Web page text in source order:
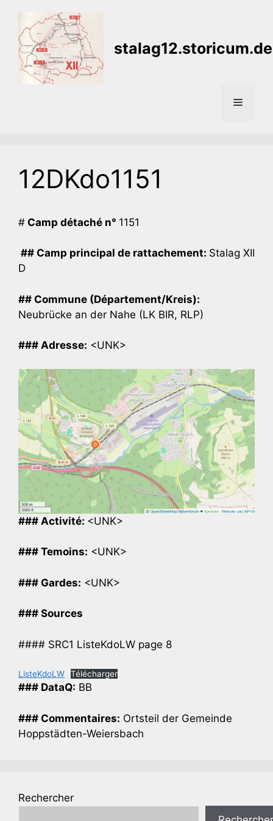
contenu
stalag12.storicum.de
Menu
12DKdo1151
# Camp détaché n° 1151
## Camp principal de rattachement: Stalag XII
D
## Commune (Département/Kreis):
Neubrücke an der Nahe (LK BIR, RLP)
### Adresse: <UNK>
### Activité: <UNK>
### Temoins: <UNK>
### Gardes: <UNK>
### Sources
#### SRC1 ListeKdoLW page 8
ListeKdoLW Télécharger
### DataQ: BB
### Commentaires: Ortsteil der Gemeinde
Hoppstädten-Weiersbach
Rechercher